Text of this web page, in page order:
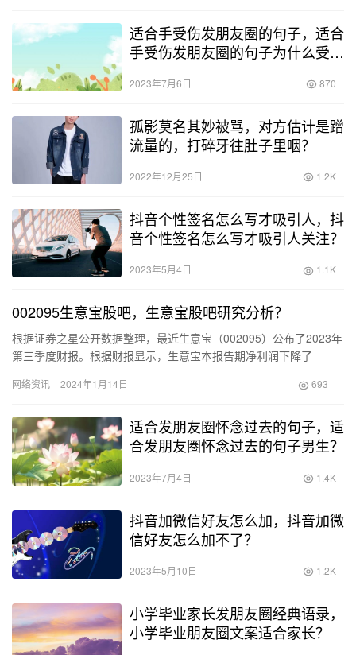
适合手受伤发朋友圈的句子，适合
手受伤发朋友圈的句子为什么受伤
2023年7月6日 870
孤影莫名其妙被骂，对方估计是蹭
流量的，打碎牙往肚子里咽？
2022年12月25日 1.2K
抖音个性签名怎么写才吸引人，抖
音个性签名怎么写才吸引人关注？
2023年5月4日 1.1K
002095生意宝股吧，生意宝股吧研究分析？
根据证券之星公开数据整理，最近生意宝（002095）公布了2023年
第三季度财报。根据财报显示，生意宝本报告期净利润下降了
网络资讯 2024年1月14日 693
适合发朋友圈怀念过去的句子，适
合发朋友圈怀念过去的句子男生？
2023年7月4日 1.4K
抖音加微信好友怎么加，抖音加微
信好友怎么加不了？
2023年5月10日 1.2K
小学毕业家长发朋友圈经典语录，
小学毕业朋友圈文案适合家长？